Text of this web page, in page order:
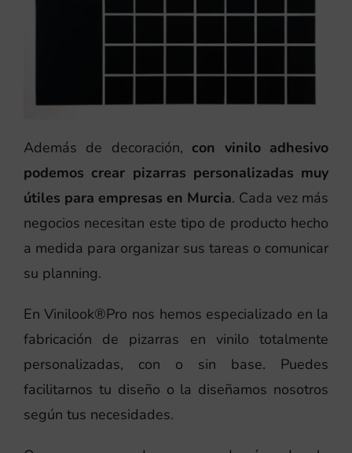
Además de decoración, con vinilo adhesivo
podemos crear pizarras personalizadas muy
útiles para empresas en Murcia. Cada vez más
negocios necesitan este tipo de producto hecho
a medida para organizar sus tareas o comunicar
su planning.
En Vinilook®Pro nos hemos especializado en la
fabricación de pizarras en vinilo totalmente
personalizadas, con o sin base. Puedes
facilitarnos tu diseño o la diseñamos nosotros
según tus necesidades.